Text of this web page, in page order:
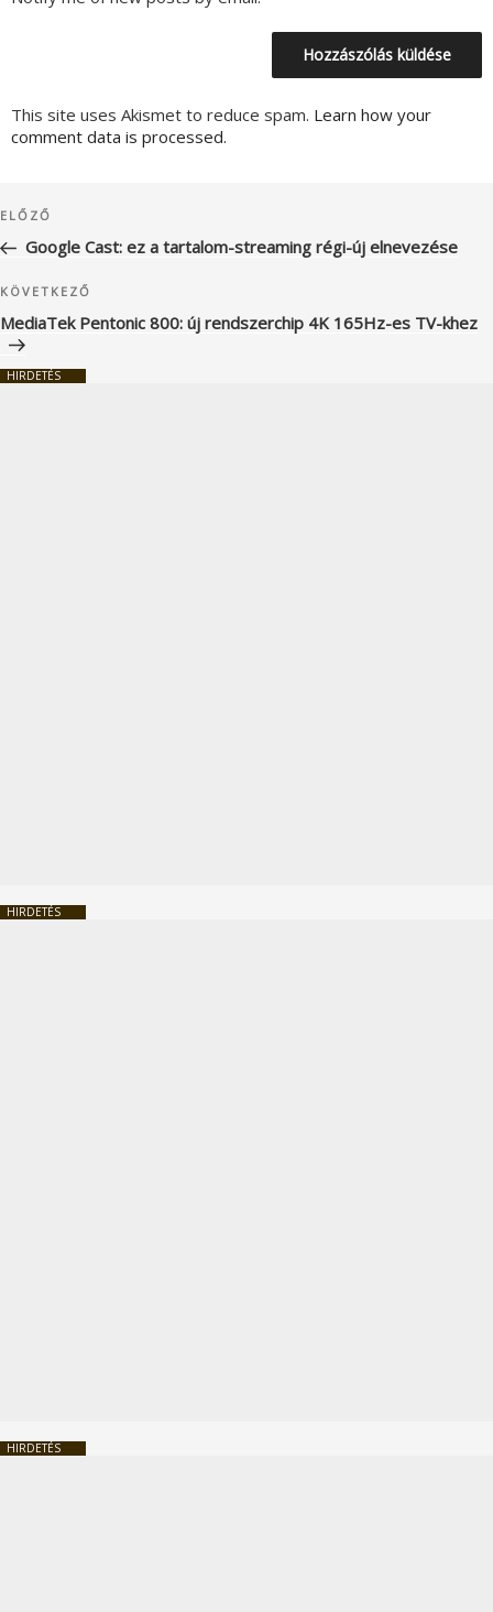
This site uses Akismet to reduce spam. Learn how your
comment data is processed.
navigáció
Korábbi
bejegyzés
ELŐZŐ
Google Cast: ez a tartalom-streaming régi-új elnevezése
Következő
bejegyzés
KÖVETKEZŐ
MediaTek Pentonic 800: új rendszerchip 4K 165Hz-es TV-khez
HIRDETÉS
HIRDETÉS
HIRDETÉS